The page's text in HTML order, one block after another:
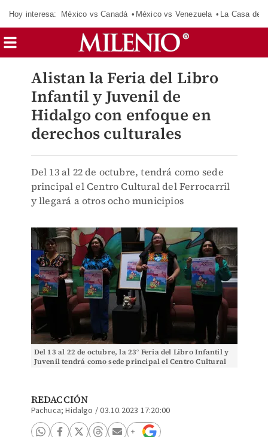
Hoy interesa: México vs Canadá México vs Venezuela La Casa de
Alistan la Feria del Libro
Infantil y Juvenil de
Hidalgo con enfoque en
derechos culturales
Del 13 al 22 de octubre, tendrá como sede
principal el Centro Cultural del Ferrocarril
y llegará a otros ocho municipios
Del 13 al 22 de octubre, la 23° Feria del Libro Infantil y
Juvenil tendrá como sede principal el Centro Cultural
REDACCIÓN
Pachuca; Hidalgo /03.10.2023 17:20:00